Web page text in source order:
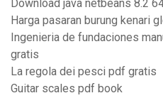
Download java netbeans 8.2
Harga pasaran burung kenari
Ingenieria de fundaciones
gratis
La regola dei pesci pdf gratis
Guitar scales pdf book